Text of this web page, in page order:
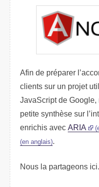
Afin de préparer
clients sur un projet
JavaScript de
petite synthèse sur
enrichis avec ARIA
(en anglais).
Nous la partageons ici.